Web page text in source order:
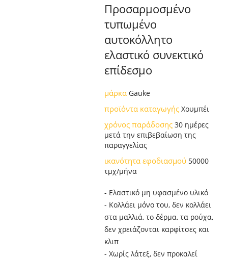
Προσαρμοσμένο
τυπωμένο
αυτοκόλλητο
ελαστικό συνεκτικό
επίδεσμο
μάρκα Gauke
προϊόντα καταγωγής Χουμπέι
χρόνος παράδοσης 30 ημέρες
μετά την επιβεβαίωση της
παραγγελίας
ικανότητα εφοδιασμού 50000
τμχ/μήνα
- Ελαστικό μη υφασμένο υλικό
- Κολλάει μόνο του, δεν κολλάει
στα μαλλιά, το δέρμα, τα ρούχα,
δεν χρειάζονται καρφίτσες και
κλιπ
- Χωρίς λάτεξ, δεν προκαλεί